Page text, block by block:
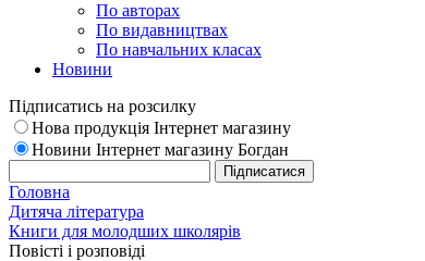
По авторах
По видавництвах
По навчальних класах
Новини
Підписатись на розсилку
Нова продукція Інтернет магазину
Новини Інтернет магазину Богдан
Головна
Дитяча література
Книги для молодших школярів
Повісті і розповіді